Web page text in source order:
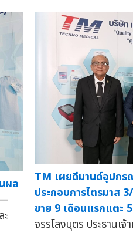
ผล
ะ
TM เผยดีมานด์อุปก
ประกอบการไตรมาส
ขาย 9 เดือนแรกแตะ
จรรโลงบุตร ประธานเจ้